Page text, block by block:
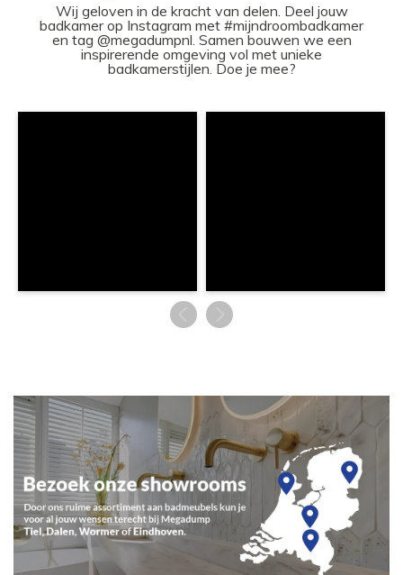
Wij geloven in de kracht van delen. Deel jouw
badkamer op Instagram met #mijndroombadkamer
en tag @megadumpnl. Samen bouwen we een
inspirerende omgeving vol met unieke
badkamerstijlen. Doe je mee?